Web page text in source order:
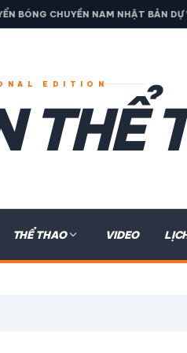
NAM NHẬT BẢN DỰ VCK VNL
EDITION
THỂ
THỂ THAOexpand_more VIDEO